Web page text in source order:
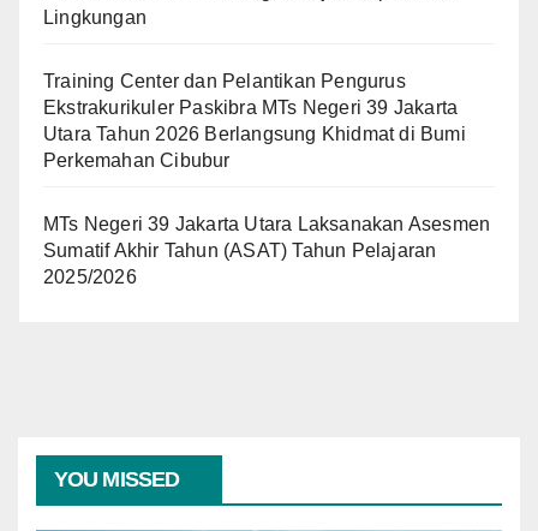
Lingkungan
Training Center dan Pelantikan Pengurus
Ekstrakurikuler Paskibra MTs Negeri 39 Jakarta
Utara Tahun 2026 Berlangsung Khidmat di Bumi
Perkemahan Cibubur
MTs Negeri 39 Jakarta Utara Laksanakan Asesmen
Sumatif Akhir Tahun (ASAT) Tahun Pelajaran
2025/2026
YOU MISSED